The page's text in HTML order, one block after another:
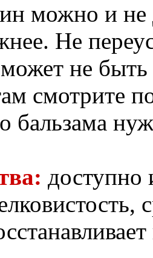
можно и не
Не
не
смотрите
бальзама
доступно